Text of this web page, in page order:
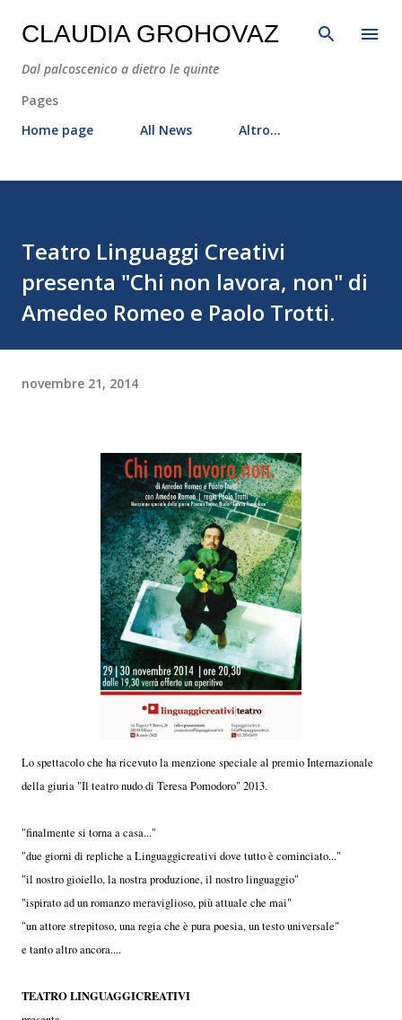
Passa ai contenuti principali
CLAUDIA GROHOVAZ
Dal palcoscenico a dietro le quinte
Pages
Home page
All News Altro…
Teatro Linguaggi Creativi
presenta "Chi non lavora, non" di
Amedeo Romeo e Paolo Trotti.
novembre 21, 2014
Lo spettacolo che ha ricevuto la menzione speciale al premio Internazionale
della giuria "Il teatro nudo di Teresa Pomodoro" 2013.
"finalmente si torna a casa..."
"due giorni di repliche a Linguaggicreativi dove tutto è cominciato..."
"il nostro gioiello, la nostra produzione, il nostro linguaggio"
"ispirato ad un romanzo meraviglioso, più attuale che mai"
"un attore strepitoso, una regia che è pura poesia, un testo universale"
e tanto altro ancora....
TEATRO LINGUAGGICREATIVI